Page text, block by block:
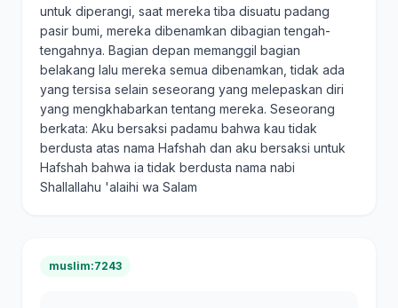
untuk diperangi, saat mereka tiba disuatu padang
pasir bumi, mereka dibenamkan dibagian tengah-
tengahnya. Bagian depan memanggil bagian
belakang lalu mereka semua dibenamkan, tidak ada
yang tersisa selain seseorang yang melepaskan diri
yang mengkhabarkan tentang mereka. Seseorang
berkata: Aku bersaksi padamu bahwa kau tidak
berdusta atas nama Hafshah dan aku bersaksi untuk
Hafshah bahwa ia tidak berdusta nama nabi
Shallallahu 'alaihi wa Salam
muslim:7243